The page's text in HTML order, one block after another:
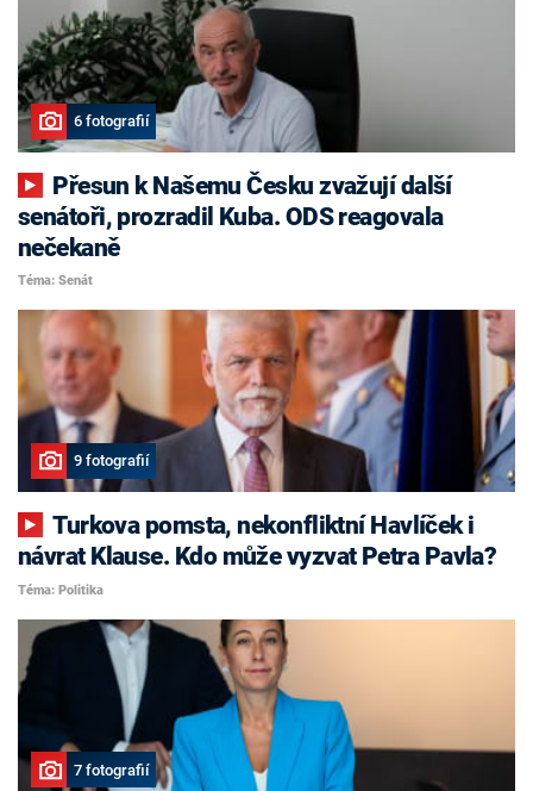
6 fotografií
senátoři, prozradil Kuba. ODS reagovala
nečekaně
Téma: Senát
9 fotografií
Turkova pomsta, nekonfliktní Havlíček i
návrat Klause. Kdo může vyzvat Petra Pavla?
Téma: Politika
7 fotografií